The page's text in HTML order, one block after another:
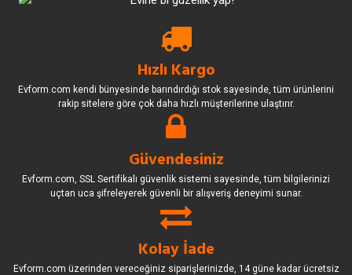
Hızlı Kargo
Evform.com kendi bünyesinde barındırdığı stok sayesinde, tüm ürünlerini
rakip sitelere göre çok daha hızlı müşterilerine ulaştırır.
Güvendesiniz
Evform.com, SSL Sertifikalı güvenlik sistemi sayesinde, tüm bilgilerinizi
uçtan uca şifreleyerek güvenli bir alışveriş deneyimi sunar.
Kolay İade
Evform.com üzerinden vereceğiniz siparişlerinizde, 14 güne kadar ücretsiz